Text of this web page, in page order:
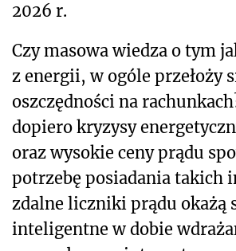
2026 r.
Czy masowa wiedza o tym
z energii, w ogóle przełoży
oszczędności na
dopiero kryzysy
oraz wysokie ceny prądu
potrzebę posiadania takich
zdalne liczniki prądu okażą
inteligentne w dobie